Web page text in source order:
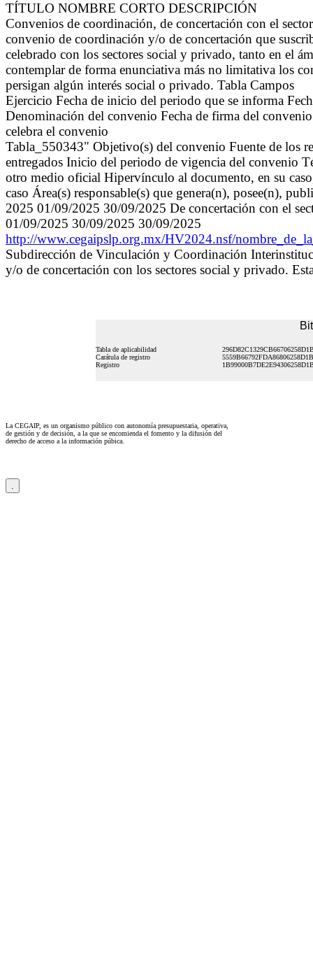
TÍTULO NOMBRE CORTO DESCRIPCIÓN
Convenios de coordinación, de concertación con el
convenio de coordinación y/o de concertación que
celebrado con los sectores social y privado, tanto en el
contemplar de forma enunciativa más no limitativa los
persigan algún interés social o privado. Tabla Campos
Ejercicio Fecha de inicio del periodo que se informa
Denominación del convenio Fecha de firma del
celebra el convenio
Tabla_550343" Objetivo(s) del convenio Fuente de los
entregados Inicio del periodo de vigencia del convenio
otro medio oficial Hipervínculo al documento, en su
caso Área(s) responsable(s) que genera(n), posee(n),
2025 01/09/2025 30/09/2025 De concertación con el
01/09/2025 30/09/2025 30/09/2025
http://www.cegaipslp.org.mx/HV2024.nsf/
Subdirección de Vinculación y Coordinación
y/o de concertación con los sectores social y privado.
Tabla de aplicabilidad
Carátula de registro
Registro
La CEGAIP, es un organismo público con autonomía presupuestaria, operativa,
de gestión y de decisión, a la que se encomienda el fomento y la difusión del
derecho de acceso a la información púbica.